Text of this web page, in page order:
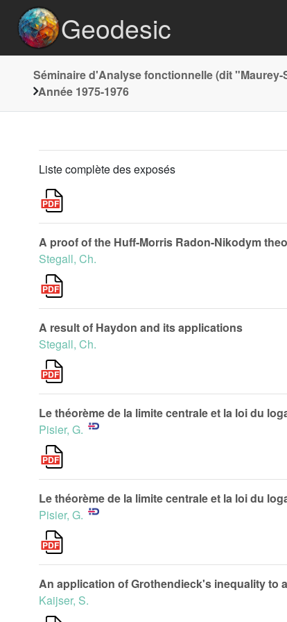
Geodesic
Séminaire d'Analyse fonctionnelle (dit
Année 1975-1976
Liste complète des exposés
A proof of the Huff-Morris Radon-Nikodym
Stegall, Ch.
A result of Haydon and its applications
Stegall, Ch.
Le théorème de la limite centrale et la loi du
Pisier, G.
Le théorème de la limite centrale et la loi du
Pisier, G.
An application of Grothendieck's inequality to
Kaijser, S.